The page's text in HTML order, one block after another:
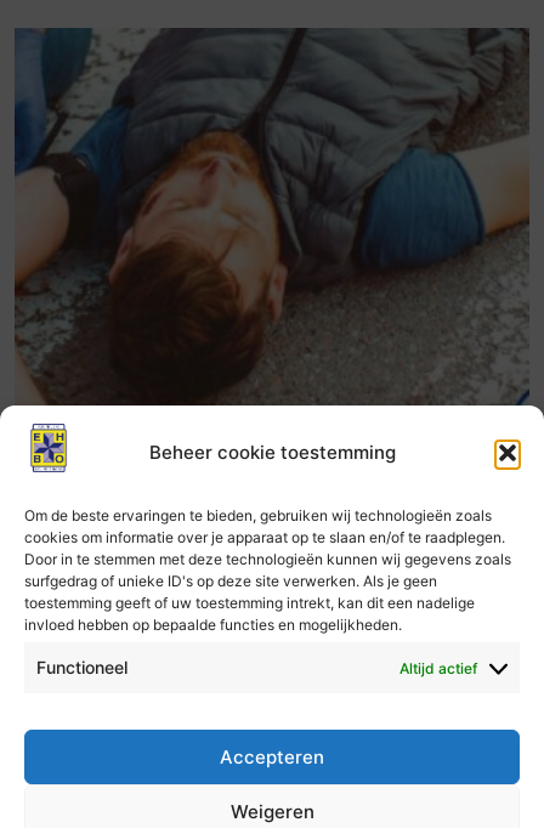
Beheer cookie toestemming
Om de beste ervaringen te bieden, gebruiken wij technologieën zoals
cookies om informatie over je apparaat op te slaan en/of te raadplegen.
Door in te stemmen met deze technologieën kunnen wij gegevens zoals
surfgedrag of unieke ID's op deze site verwerken. Als je geen
toestemming geeft of uw toestemming intrekt, kan dit een nadelige
invloed hebben op bepaalde functies en mogelijkheden.
Functioneel Altijd actief
Accepteren
Weigeren
EHBO
Eerste Hulp Bij Ongelukken: basisopleiding